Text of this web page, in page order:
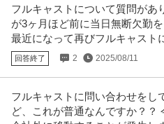
フルキャストについて質問があ
が3ヶ月ほど前に当日無断欠勤
最近になって再びフルキャスト
回答終了 2 2025/08/11
フルキャストに問い合わせをし
ど、これが普通なんですか？？